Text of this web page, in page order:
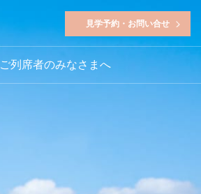
見学予約・お問い合せ
ご列席者のみなさまへ